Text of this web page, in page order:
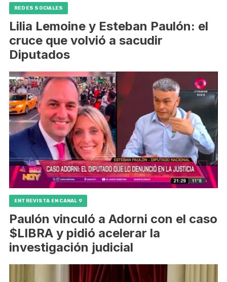
REDES SOCIALES
Lilia Lemoine y Esteban Paulón: el
cruce que volvió a sacudir
Diputados
ENTREVISTA EN CANAL 9
Paulón vinculó a Adorni con el caso
$LIBRA y pidió acelerar la
investigación judicial